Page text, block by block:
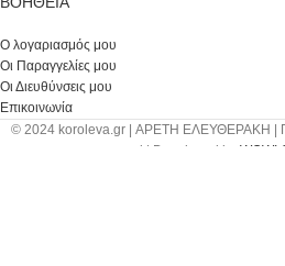
Ο λογαριασμός μου
Οι Παραγγελίες μου
Οι Διευθύνσεις μου
Επικοινωνία
© 2024 koroleva.gr | ΑΡΕΤΗ ΕΛΕΥΘΕΡΑΚΗ |
reserved | Developed by WOW!